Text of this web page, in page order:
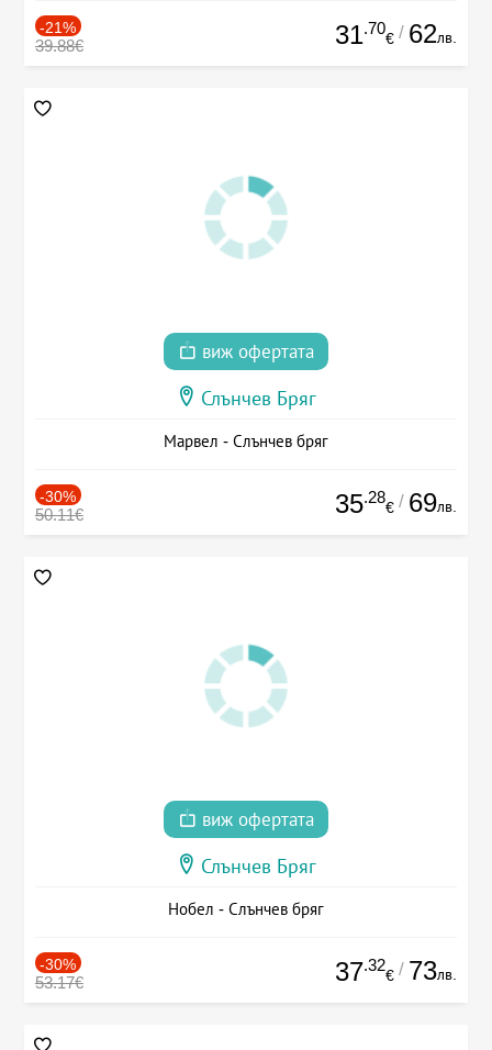
-21%
39.88€ 31.70
€ / 62лв.
виж офертата
Слънчев Бряг
Марвел - Слънчев бряг
-30%
50.11€ 35.28
€ / 69лв.
виж офертата
Слънчев Бряг
Нобел - Слънчев бряг
-30%
53.17€ 37.32
€ / 73лв.